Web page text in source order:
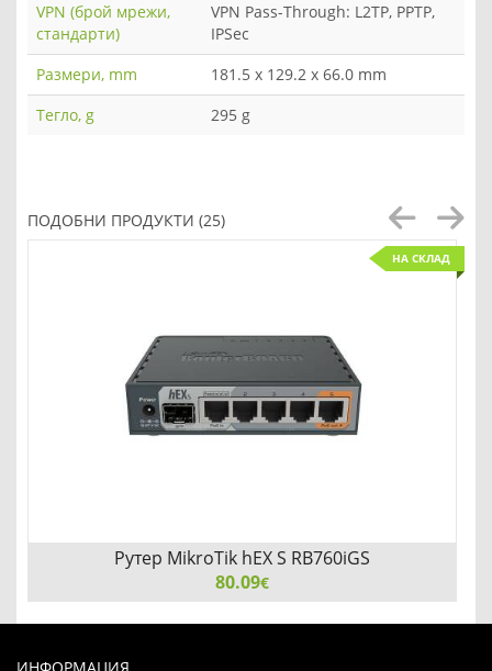
VPN (брой мрежи,
стандарти)
VPN Pass-Through: L2TP, PPTP,
IPSec
Размери, mm
181.5 x 129.2 x 66.0 mm
Тегло, g
295 g
ПОДОБНИ ПРОДУКТИ (25)
НА СКЛАД
Рутер MikroTik hEX S RB760iGS
80.09€